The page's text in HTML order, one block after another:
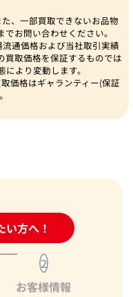
、一部買取できないお品物
お問い合わせください。
通価格および当社取引実績
買取価格を保証するものでは
より変動します。
価格はギャランティー(保証
い方へ！
せフォーム
2
お客様情報